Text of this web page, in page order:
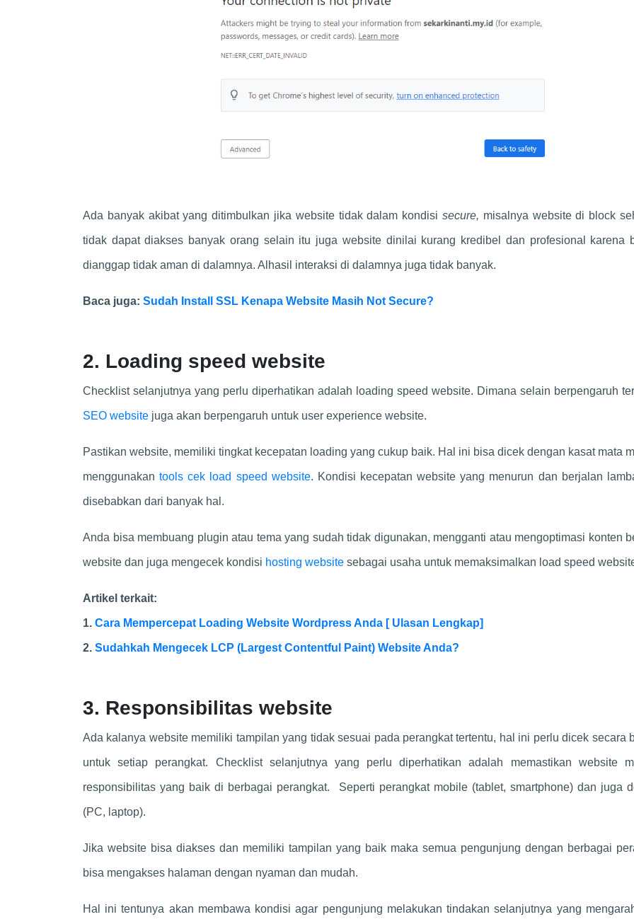
Ada banyak akibat yang ditimbulkan jika website tidak dalam kondisi secure, misalnya website di block
tidak dapat diakses banyak orang selain itu juga website dinilai kurang kredibel dan profesional karena
dianggap tidak aman di dalamnya. Alhasil interaksi di dalamnya juga tidak banyak.
Baca juga: Sudah Install SSL Kenapa Website Masih Not Secure?
2. Loading speed website
Checklist selanjutnya yang perlu diperhatikan adalah loading speed website. Dimana selain berpengaruh
SEO website juga akan berpengaruh untuk user experience website.
Pastikan website, memiliki tingkat kecepatan loading yang cukup baik. Hal ini bisa dicek dengan kasat mata
menggunakantools cek load speed website. Kondisi kecepatan website yang menurun dan berjalan
disebabkan dari banyak hal.
Anda bisa membuang plugin atau tema yang sudah tidak digunakan, mengganti atau mengoptimasi konten
website dan juga mengecek kondisi hosting website sebagai usaha untuk memaksimalkan load speed
Artikel terkait:
1. Cara Mempercepat Loading Website Wordpress Anda [ Ulasan Lengkap]
2. Sudahkah Mengecek LCP (Largest Contentful Paint) Website Anda?
3. Responsibilitas website
Ada kalanya website memiliki tampilan yang tidak sesuai pada perangkat tertentu, hal ini perlu dicek secara
untuk setiap perangkat. Checklist selanjutnya yang perlu diperhatikan adalah memastikan website
responsibilitas yang baik di berbagai perangkat. Seperti perangkat mobile (tablet, smartphone) dan juga
(PC, laptop).
Jika website bisa diakses dan memiliki tampilan yang baik maka semua pengunjung dengan berbagai
bisa mengakses halaman dengan nyaman dan mudah.
Hal ini tentunya akan membawa kondisi agar pengunjung melakukan tindakan selanjutnya yang